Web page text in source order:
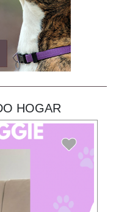
HOGAR